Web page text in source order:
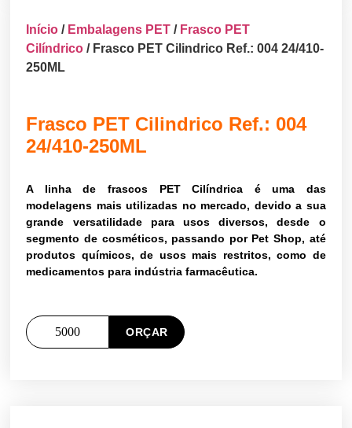
Início / Embalagens PET / Frasco PET
Cilíndrico / Frasco PET Cilindrico Ref.: 004 24/410-
250ML
Frasco PET Cilindrico Ref.: 004
24/410-250ML
A linha de frascos PET Cilíndrica é uma das
modelagens mais utilizadas no mercado, devido a sua
grande versatilidade para usos diversos, desde o
segmento de cosméticos, passando por Pet Shop, até
produtos químicos, de usos mais restritos, como de
medicamentos para indústria farmacêutica.
ORÇAR